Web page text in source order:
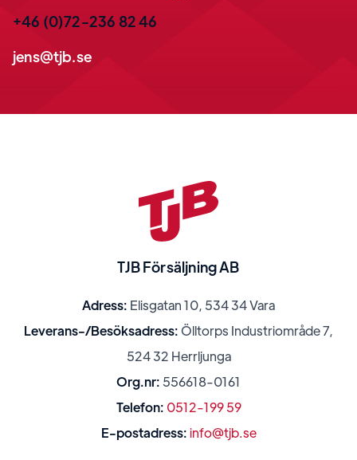
+46 (0)72-236 82 46
jens@tjb.se
TJB Försäljning AB
Adress: Elisgatan 10, 534 34 Vara
Leverans-/Besöksadress: Ölltorps Industriområde 7,
524 32 Herrljunga
Org.nr: 556618-0161
Telefon: 0512-199 59
E-postadress: info@tjb.se